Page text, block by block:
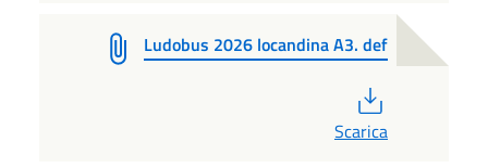
Ludobus 2026 locandina A3. def
Scarica